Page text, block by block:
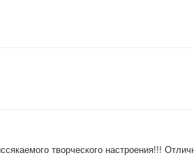
творческого настроения!!!